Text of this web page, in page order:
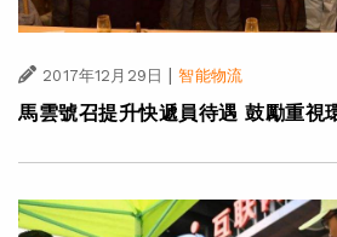
2017年12月29日 | 智能物流
馬雲號召提升快遞員待遇 鼓勵重視